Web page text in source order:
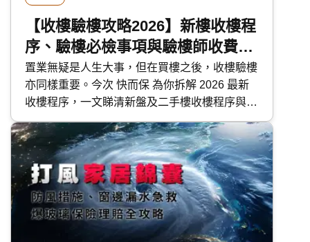
【收樓驗樓攻略2026】新樓收樓程
序、驗樓必檢事項與驗樓師收費一
覽
置業無疑是人生大事，但在買樓之後，收樓驗樓
亦同樣重要。今次 快而保 為你拆解 2026 最新
收樓程序，一文睇清新盤及二手樓收樓程序與注
意事項，解答「收樓前驗樓」迷思，更附有驗樓
清單、檢查方法及驗樓師收費參考。